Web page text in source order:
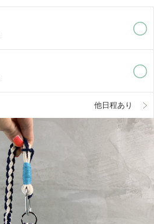
他日程あり